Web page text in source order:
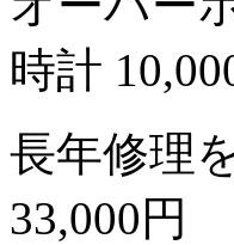
時計
長年修理
33,000円